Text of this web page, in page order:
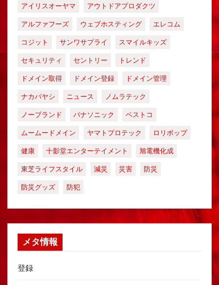
アイリスオーヤマ
アウトドアプロダクツ
アルファフーズ
ウェブホスティング
エレコム
コジット
サンワサプライ
スマイルキッズ
セキュリティ
セントリー
トレンド
ドメイン取得
ドメイン登録
ドメイン管理
ナカバヤシ
ニュース
ノムラテック
ノーブランド
パナソニック
ベストコ
ムームードメイン
ヤマトプロテック
ロリポップ
健康
十影堂エンターテイメント
旭電機化成
東芝ライフスタイル
減災 災害
防災
防災グッズ
防犯
メタ情報
登録